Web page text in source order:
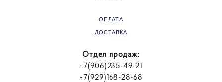
ОПЛАТА
ДОСТАВКА
Отдел продаж:
+7(906)235-49-21
+7(929)168-28-68